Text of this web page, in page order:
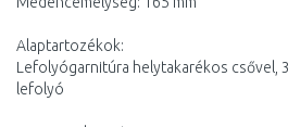
Alaptartozékok:
Lefolyógarnitúra helytakarékos csővel,
lefolyó